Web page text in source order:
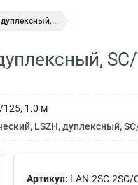
125, 1.0 м
LSZH, дуплексный,
Артикул: LAN-2SC-2SC/